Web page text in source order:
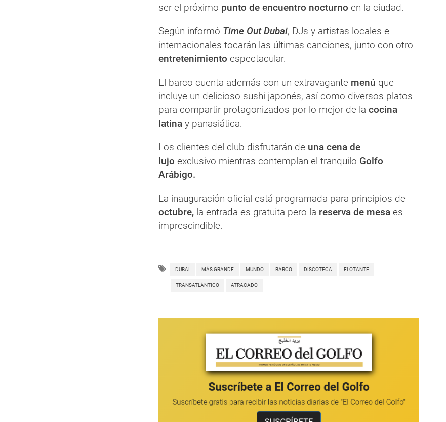
ser el próximo punto de encuentro nocturno en la ciudad.
Según informó Time Out Dubai, DJs y artistas locales e
internacionales tocarán las últimas canciones, junto con otro
entretenimiento espectacular.
El barco cuenta además con un extravagante menú que
incluye un delicioso sushi japonés, así como diversos platos
para compartir protagonizados por lo mejor de la cocina
latina y panasiática.
Los clientes del club disfrutarán de una cena de
lujo exclusivo mientras contemplan el tranquilo Golfo
Arábigo.
La inauguración oficial está programada para principios de
octubre, la entrada es gratuita pero la reserva de mesa es
imprescindible.
DUBAI MÁS GRANDE MUNDO BARCO DISCOTECA FLOTANTE
TRANSATLÁNTICO ATRACADO